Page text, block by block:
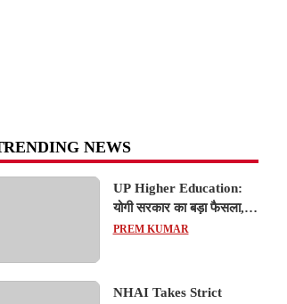
NEWS
UP Higher Education:
योगी सरकार का बड़ा फैसला,
यूपी में 3 नए प्राइवेट
PREM KUMAR
NHAI Takes Strict